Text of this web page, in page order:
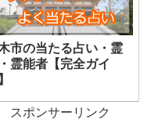
市の当たる占い・霊
霊能者【完全ガイ
スポンサーリンク